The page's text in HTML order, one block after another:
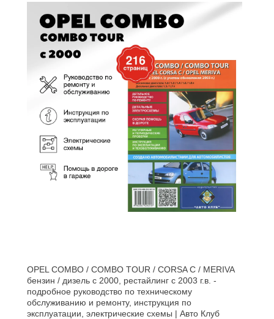
OPEL COMBO / COMBO TOUR / CORSA C / MERIVA
бензин / дизель с 2000, рестайлинг с 2003 г.в. -
подробное руководство по техническому
обслуживанию и ремонту, инструкция по
эксплуатации, электрические схемы | Авто Клуб